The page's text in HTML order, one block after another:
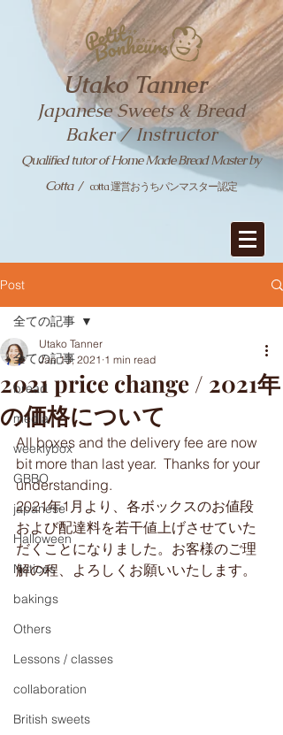
Utako Tanner
Japanese Sweets & Bread
Baker / Instructor
Qualified tutor of Home Made Bread Master by
Cotta/ cotta 運営おうちパンマスター認定
Post
全ての記事
bread
media
weeklybox
GBBO
japanese
Halloween
Notices
bakings
Others
Lessons / classes
collaboration
British sweets
全ての記事
2021 price change / 2021年
の価格について
Utako Tanner
Jan 13, 2021 1 min read
All boxes and the delivery fee are now
bit more than last year.  Thanks for your
understanding.
2021年1月より、各ボックスのお値段
および配達料を若干値上げさせていた
だくことになりました。お客様のご理
解の程、よろしくお願いいたします。